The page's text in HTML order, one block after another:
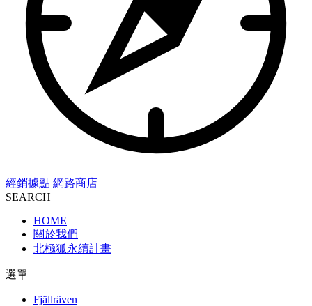
經銷據點 網路商店
SEARCH
HOME
關於我們
北極狐永續計畫
選單
Fjällräven